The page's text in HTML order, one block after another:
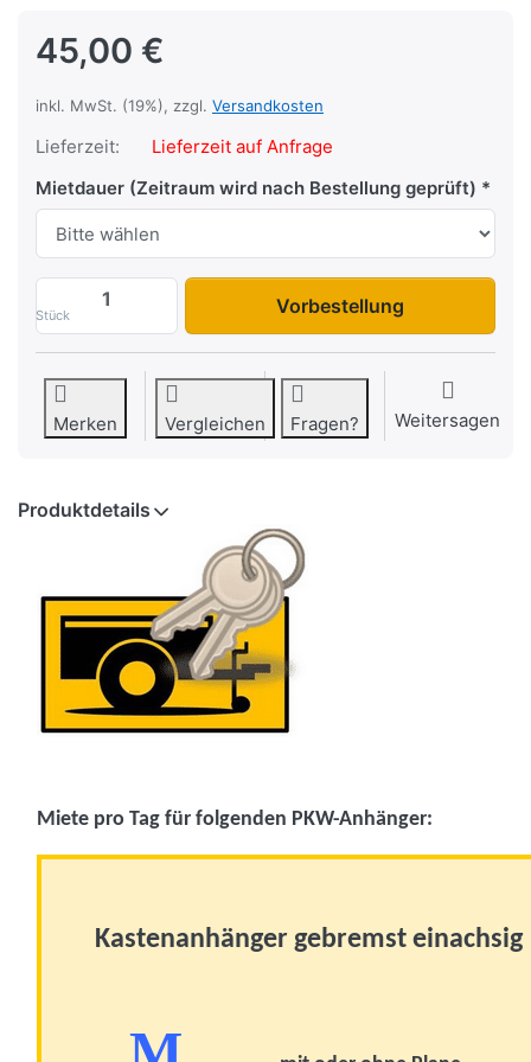
45,00 €
inkl. MwSt. (19%), zzgl. Versandkosten
Lieferzeit:
Lieferzeit auf Anfrage
Mietdauer (Zeitraum wird nach Bestellung geprüft)
Stück Vorbestellung
Merken Vergleichen Fragen? Weitersagen
Produktdetails
Miete pro Tag für folgenden PKW-Anhänger:
Kastenanhänger gebremst